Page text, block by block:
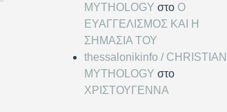
MYTHOLOGY στο Ο
ΕΥΑΓΓΕΛΙΣΜΟΣ ΚΑΙ Η
ΣΗΜΑΣΙΑ ΤΟΥ
thessalonikinfo / CHRISTIAN
MYTHOLOGY στο
ΧΡΙΣΤΟΥΓΕΝΝΑ